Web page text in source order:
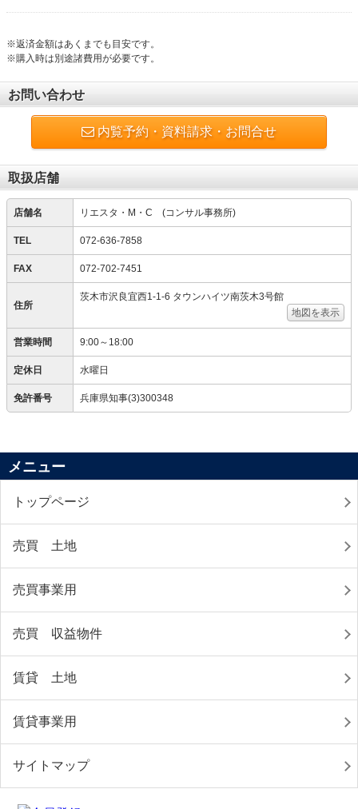
※返済金額はあくまでも目安です。
※購入時は別途諸費用が必要です。
お問い合わせ
内覧予約・資料請求・お問合せ
取扱店舗
店舗名 リエスタ・M・C (コンサル事務所)
TEL 072-636-7858
FAX 072-702-7451
住所
茨木市沢良宜西1-1-6 タウンハイツ南茨木3号館
地図を表示
営業時間 9:00～18:00
定休日 水曜日
免許番号 兵庫県知事(3)300348
メニュー
トップページ
売買 土地
売買事業用
売買 収益物件
賃貸 土地
賃貸事業用
サイトマップ